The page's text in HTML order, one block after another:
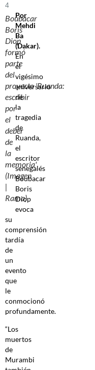
4
Boubacar
Boris
Diop
formó
parte
del
proyecto 'Ruanda:
escribir
por
el
deber
de
la
memoria'
(Imagen
|
Rama)
Por
Mehdi
Ba
(Dakar).
En
el
vigésimo
aniversario
de
la
tragedia
de
Ruanda,
el
escritor
senegalés
Boubacar
Boris
Diop
evoca
su
comprensión
tardía
de
un
evento
que
le
conmocionó
profundamente.
“Los
muertos
de
Murambi